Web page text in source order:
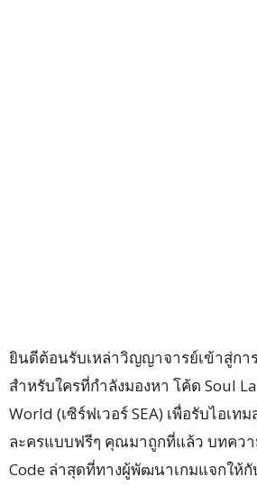
ยินดีต้อนรับเหล่าวิญญาจารย์เข้าสู่กา
สำหรับใครที่กำลังมองหา โค้ด Soul
World (เซิร์ฟเวอร์ SEA) เพื่อรับไอเท
ละครแบบฟรีๆ คุณมาถูกที่แล้ว บทคว
Code ล่าสุดที่ทางผู้พัฒนาเกมแจกให้กั